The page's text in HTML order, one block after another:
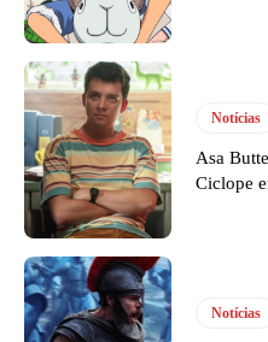
Notícias
Asa
Ciclope
Notícias